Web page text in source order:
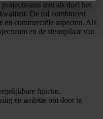
met als doel het
De rol combineert
en commerciële aspecten. Als
en de steunpilaar van
functie.
en ambitie om door te